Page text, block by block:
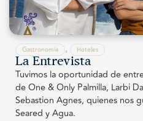
Gastronomía , Hoteles
La Entrevista
Tuvimos la oportunidad de
de One & Only Palmilla, Larbi
Sebastion Agnes, quienes nos
Seared y Agua.